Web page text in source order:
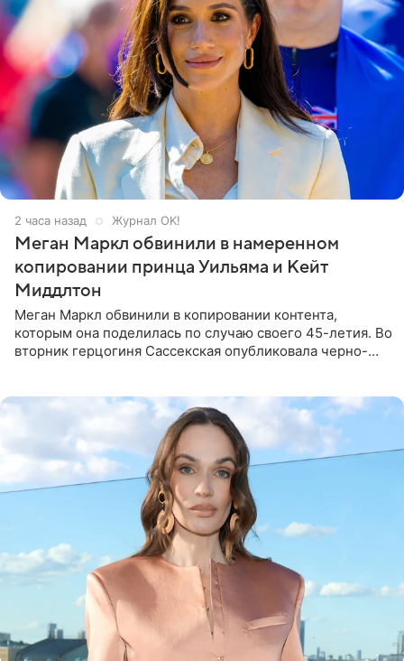
2 часа назад Журнал OK!
Меган Маркл обвинили в намеренном
копировании принца Уильяма и Кейт
Миддлтон
Меган Маркл обвинили в копировании контента,
которым она поделилась по случаю своего 45-летия. Во
вторник герцогиня Сассекская опубликовала черно-